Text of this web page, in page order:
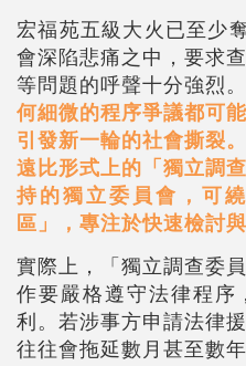
宏福苑五級大火已至少
會深陷悲痛之中，要求
等問題的呼聲十分強烈。
何細微的程序爭議都可
引發新一輪的社會撕裂
遠比形式上的「獨立調
持的獨立委員會，可
區」，專注於快速檢討與
實際上，「獨立調查委
作要嚴格遵守法律程序
利。若涉事方申請法律
往往會拖延數月甚至數